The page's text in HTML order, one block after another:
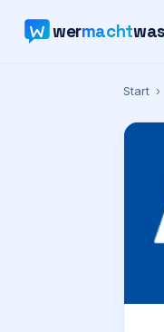
wermachtwas
Start ›